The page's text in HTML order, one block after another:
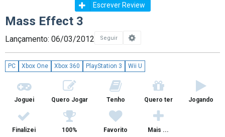
Escrever Review
Mass Effect 3
Lançamento: 06/03/2012 Seguir
PC Xbox One Xbox 360 PlayStation 3 Wii U
Joguei Quero Jogar Tenho Quero ter Jogando
Finalizei 100% Favorito Mais ...